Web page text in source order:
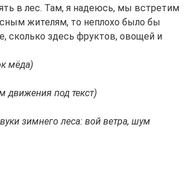
в лес. Там, я надеюсь, мы встретим
жителям, то неплохо было бы
сколько здесь фруктов, овощей и
мёда)
движения под текст)
зимнего леса: вой ветра, шум